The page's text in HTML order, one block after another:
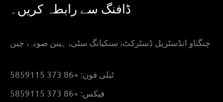
ڈافنگ سے رابطہ کریں۔
چنگناو انڈسٹریل ڈسٹرکٹ، سنکیانگ سٹی، ہینن صوبہ، چین
ٹیلی فون: +86 373 5859115
فیکس: +86 373 5859115